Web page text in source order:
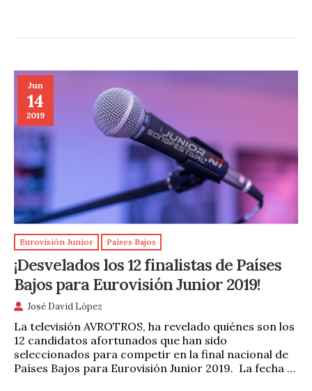
Jun
14
2019
Eurovisión Junior Países Bajos
¡Desvelados los 12 finalistas de Países
Bajos para Eurovisión Junior 2019!
José David López
La televisión AVROTROS, ha revelado quiénes son los
12 candidatos afortunados que han sido
seleccionados para competir en la final nacional de
Países Bajos para Eurovisión Junior 2019. La fecha …